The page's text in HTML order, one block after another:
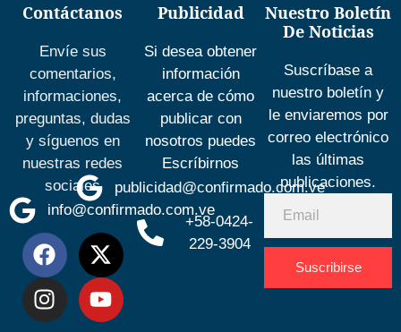
Contáctanos
Envíe sus
comentarios,
informaciones,
preguntas, dudas
y síguenos en
nuestras redes
sociales
info@confirmado.com.ve
Publicidad
Si desea obtener
información
acerca de cómo
publicar con
nosotros puedes
Escríbirnos
publicidad@confirmado.com.ve
+58-0424-
229-3904
Nuestro Boletín
De Noticias
Suscríbase a
nuestro boletín y
le enviaremos por
correo electrónico
las últimas
publicaciones.
Suscribirse